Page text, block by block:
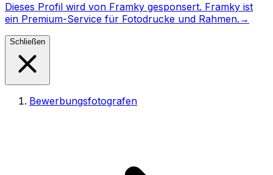
Dieses Profil wird von Framky gesponsert. Framky ist
ein Premium-Service für Fotodrucke und Rahmen. →
Schließen
Bewerbungsfotografen